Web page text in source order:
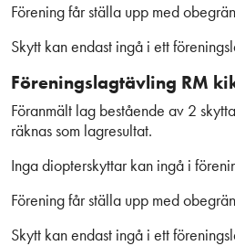
Förening får ställa upp med
Skytt kan endast ingå i ett
Föreningslagtävling RM
Föranmält lag bestående av 2
räknas som lagresultat.
Inga diopterskyttar kan ingå i
Förening får ställa upp med
Skytt kan endast ingå i ett